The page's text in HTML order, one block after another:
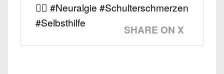
🧘‍♂️ #Neuralgie #Schulterschmerzen
#Selbsthilfe
SHARE ON X